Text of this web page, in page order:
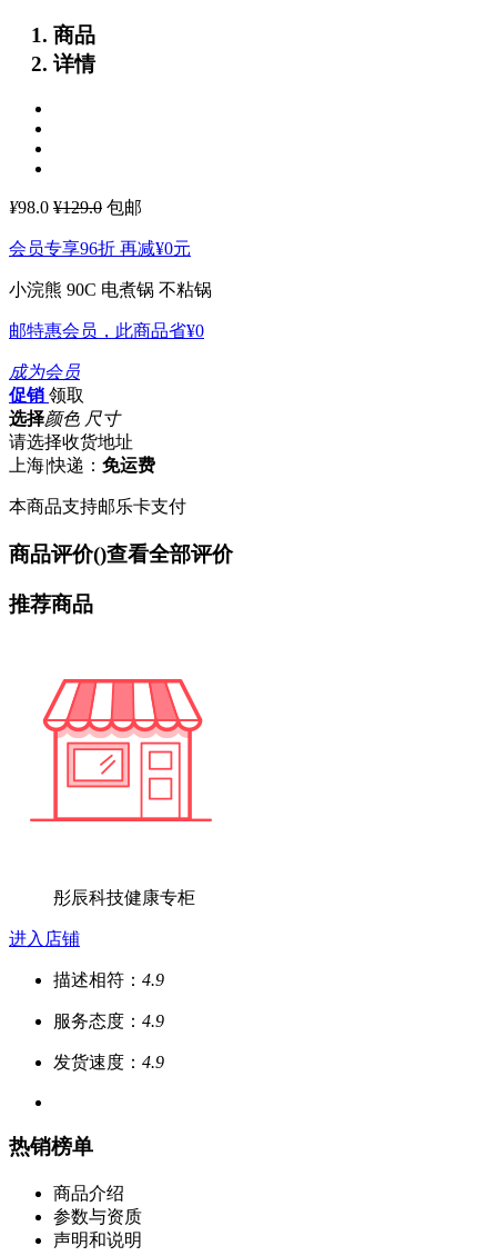
商品
详情
¥98.0 ¥129.0 包邮
会员专享96折 再减¥0元
小浣熊 90C 电煮锅 不粘锅
邮特惠会员，此商品省¥0
成为会员
促销 领取
选择颜色 尺寸
请选择收货地址
上海|快递： 免运费
本商品支持邮乐卡支付
商品评价()查看全部评价
推荐商品
彤辰科技健康专柜
进入店铺
描述相符： 4.9
服务态度： 4.9
发货速度： 4.9
热销榜单
商品介绍
参数与资质
声明和说明